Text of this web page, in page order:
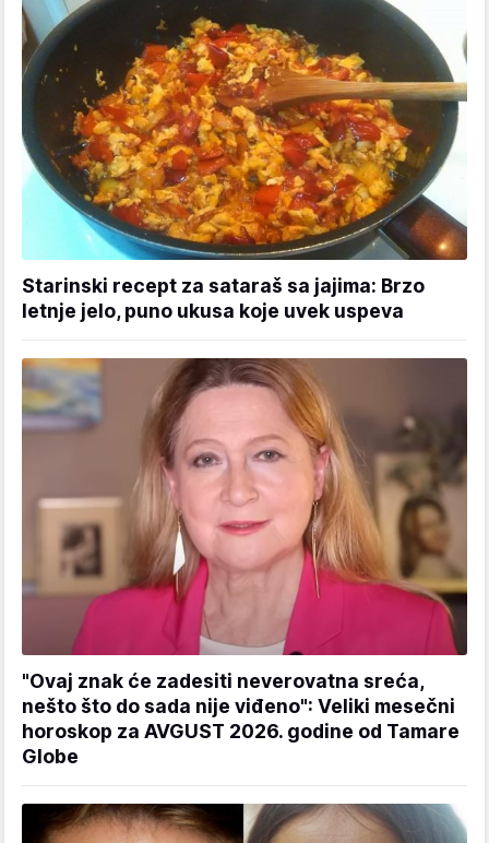
Starinski recept za sataraš sa jajima: Brzo
letnje jelo, puno ukusa koje uvek uspeva
"Ovaj znak će zadesiti neverovatna sreća,
nešto što do sada nije viđeno": Veliki mesečni
horoskop za AVGUST 2026. godine od Tamare
Globe